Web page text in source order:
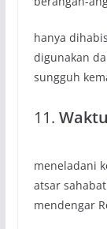
hanya
digunakan
sungguh
11.
meneladani
atsar
mendengar